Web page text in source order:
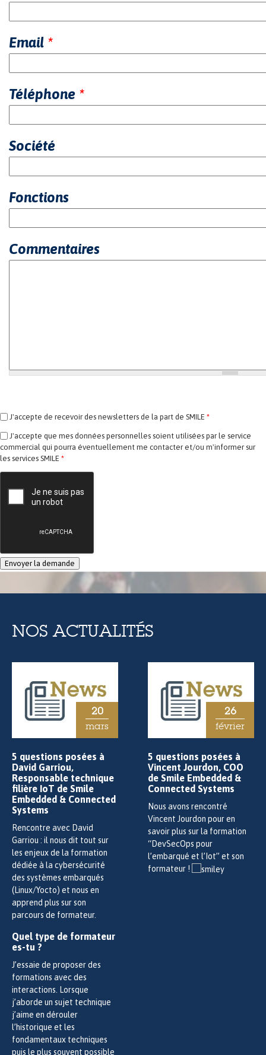
Email *
Téléphone *
Société
Fonctions
Commentaires
J'accepte de recevoir des newsletters de la part de SMILE *
J'accepte que mes données personnelles soient utilisées par le service
commercial qui pourra éventuellement me contacter et/ou m'informer sur
les services SMILE *
NOS ACTUALITÉS
20
mars
5 questions posées à
David Garriou,
Responsable technique
filière IoT de Smile
Embedded & Connected
Systems
Rencontre avec David
Garriou : il nous dit tout sur
les enjeux de la formation
dédiée à la cybersécurité
des systèmes embarqués
(Linux/Yocto) et nous en
apprend plus sur son
parcours de formateur.
Quel type de formateur
es-tu ?
J’essaie de proposer des
formations avec des
interactions. Lorsque
j’aborde un sujet technique
j’aime en dérouler
l’historique et les
fondamentaux techniques
puis le plus souvent possible
26
février
5 questions posées à
Vincent Jourdon, COO
de Smile Embedded &
Connected Systems
Nous avons rencontré
Vincent Jourdon pour en
savoir plus sur la formation
“DevSecOps pour
l’embarqué et l’Iot” et son
formateur !